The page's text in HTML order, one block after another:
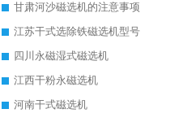
甘肃河沙磁选机的注意事项
江苏干式选除铁磁选机型号
四川永磁湿式磁选机
江西干粉永磁选机
河南干式磁选机